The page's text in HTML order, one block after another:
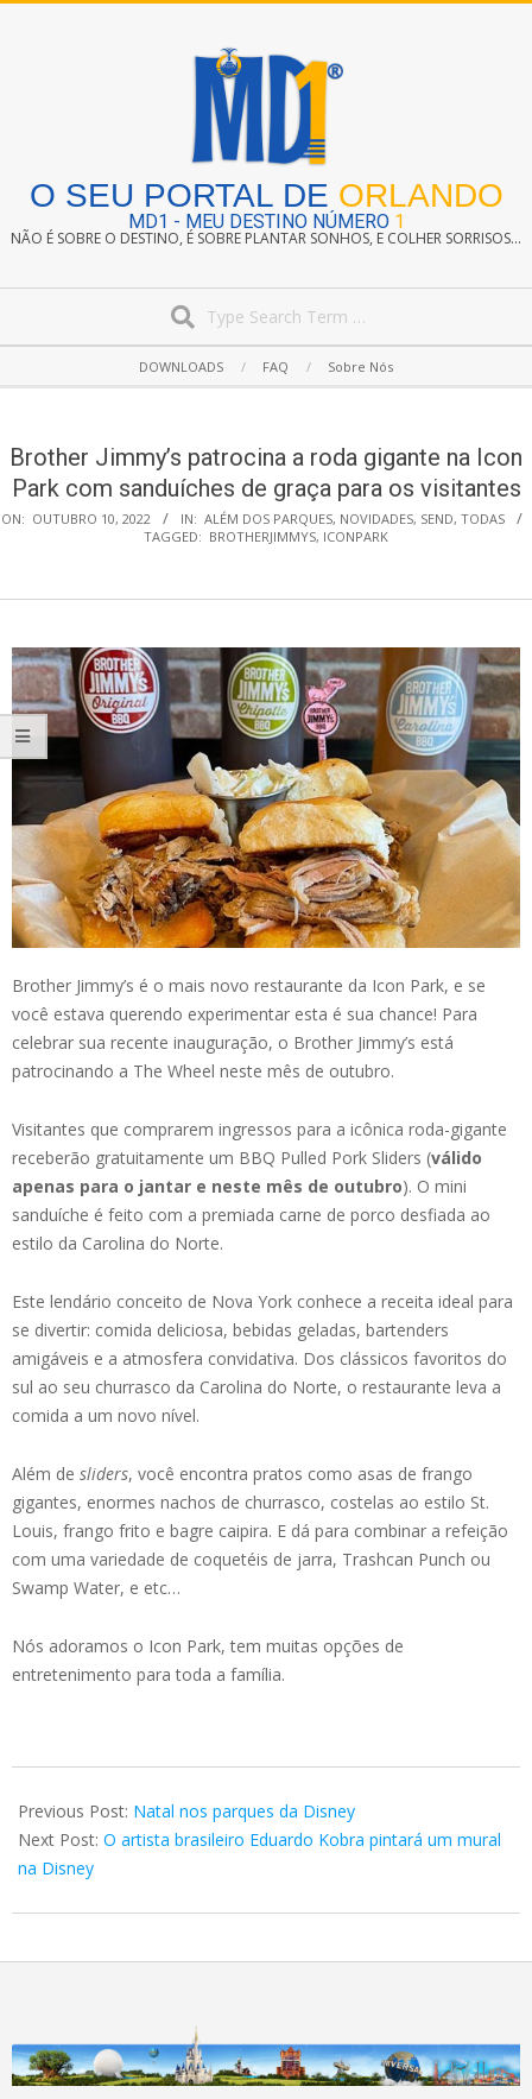
O SEU PORTAL DE ORLANDO
MD1 - MEU DESTINO NÚMERO 1
NÃO É SOBRE O DESTINO, É SOBRE PLANTAR SONHOS, E COLHER SORRISOS...
Navigation
DOWNLOADS FAQ Sobre Nós
Brother Jimmy’s patrocina a roda gigante na Icon
Park com sanduíches de graça para os visitantes
ON: OUTUBRO 10, 2022 IN: ALÉM DOS PARQUES, NOVIDADES, SEND, TODAS
TAGGED: BROTHERJIMMYS, ICONPARK
Brother Jimmy’s é o mais novo restaurante da Icon Park, e se
você estava querendo experimentar esta é sua chance! Para
celebrar sua recente inauguração, o Brother Jimmy’s está
patrocinando a The Wheel neste mês de outubro.
Visitantes que comprarem ingressos para a icônica roda-gigante
receberão gratuitamente um BBQ Pulled Pork Sliders (válido
apenas para o jantar e neste mês de outubro). O mini
sanduíche é feito com a premiada carne de porco desfiada ao
estilo da Carolina do Norte.
Este lendário conceito de Nova York conhece a receita ideal para
se divertir: comida deliciosa, bebidas geladas, bartenders
amigáveis ​​e a atmosfera convidativa. Dos clássicos favoritos do
sul ao seu churrasco da Carolina do Norte, o restaurante leva a
comida a um novo nível.
Além de sliders, você encontra pratos como asas de frango
gigantes, enormes nachos de churrasco, costelas ao estilo St.
Louis, frango frito e bagre caipira. E dá para combinar a refeição
com uma variedade de coquetéis de jarra, Trashcan Punch ou
Swamp Water, e etc…
Nós adoramos o Icon Park, tem muitas opções de
entretenimento para toda a família.
10-
10
Previous Post: Natal nos parques da Disney
Next Post: O artista brasileiro Eduardo Kobra pintará um mural
na Disney